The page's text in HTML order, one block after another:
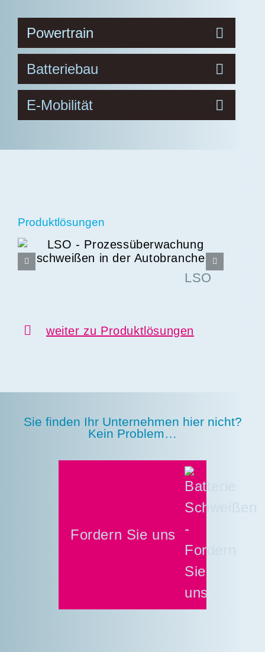
Powertrain
Batteriebau
E-Mobilität
Produktlösungen
LSO
weiter zu Produktlösungen
Sie finden Ihr Unternehmen hier nicht?
Kein Problem…
Fordern Sie uns